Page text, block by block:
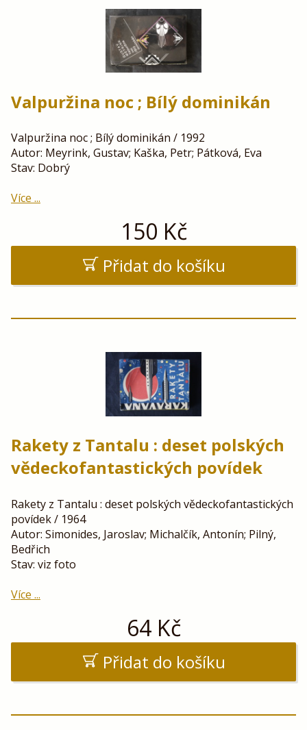
Valpuržina noc ; Bílý dominikán
Valpuržina noc ; Bílý dominikán / 1992
Autor: Meyrink, Gustav; Kaška, Petr; Pátková, Eva
Stav: Dobrý
Více ...
150 Kč
Přidat do košíku
Rakety z Tantalu : deset polských
vědeckofantastických povídek
Rakety z Tantalu : deset polských vědeckofantastických
povídek / 1964
Autor: Simonides, Jaroslav; Michalčík, Antonín; Pilný,
Bedřich
Stav: viz foto
Více ...
64Kč
Přidat do košíku